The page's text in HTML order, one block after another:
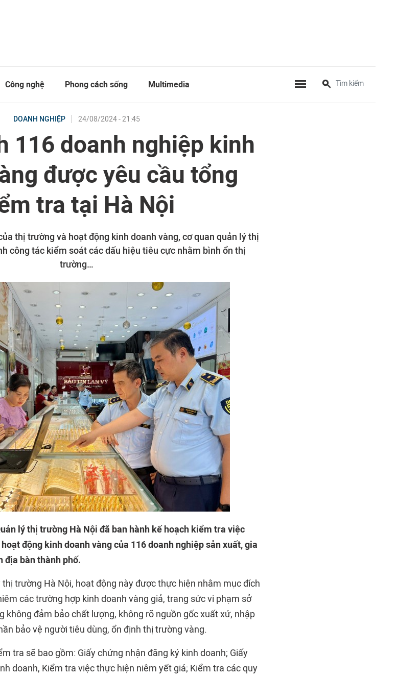
Công nghệ Phong cách sống Multimedia
DOANH NGHIỆP 24/08/2024 - 21:45
116 doanh nghiệp kinh
được yêu cầu tổng
tra tại Hà Nội
thị trường và hoạt động kinh doanh vàng, cơ quan quản lý thị
công tác kiểm soát các dấu hiệu tiêu cực nhằm bình ổn thị
trường…
lý thị trường Hà Nội đã ban hành kế hoạch kiểm tra việc
động kinh doanh vàng của 116 doanh nghiệp sản xuất, gia
địa bàn thành phố.
thị trường Hà Nội, hoạt động này được thực hiện nhằm mục đích
các trường hợp kinh doanh vàng giả, trang sức vi phạm sở
không đảm bảo chất lượng, không rõ nguồn gốc xuất xứ, nhập
bảo vệ người tiêu dùng, ổn định thị trường vàng.
tra sẽ bao gồm: Giấy chứng nhận đăng ký kinh doanh; Giấy
doanh, Kiểm tra việc thực hiện niêm yết giá; Kiểm tra các quy